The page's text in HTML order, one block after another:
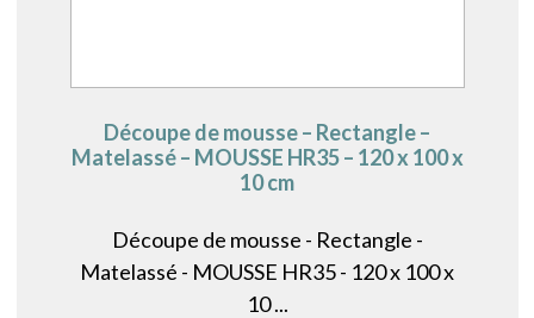
Découpe de mousse – Rectangle –
Matelassé – MOUSSE HR35 – 120 x 100 x
10 cm
Découpe de mousse - Rectangle -
Matelassé - MOUSSE HR35 - 120 x 100 x
10 ...